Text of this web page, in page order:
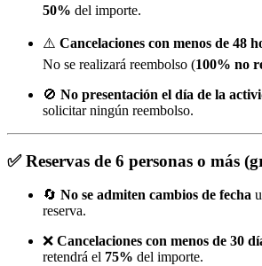
50% del importe.
⚠️ Cancelaciones con menos de 48
No se realizará reembolso (100% no
🚫 No presentación el día de la
solicitar ningún reembolso.
✅Reservas de 6 personas o más
🔄 No se admiten cambios de fecha
reserva.
❌ Cancelaciones con menos de 30
retendrá el 75% del importe.